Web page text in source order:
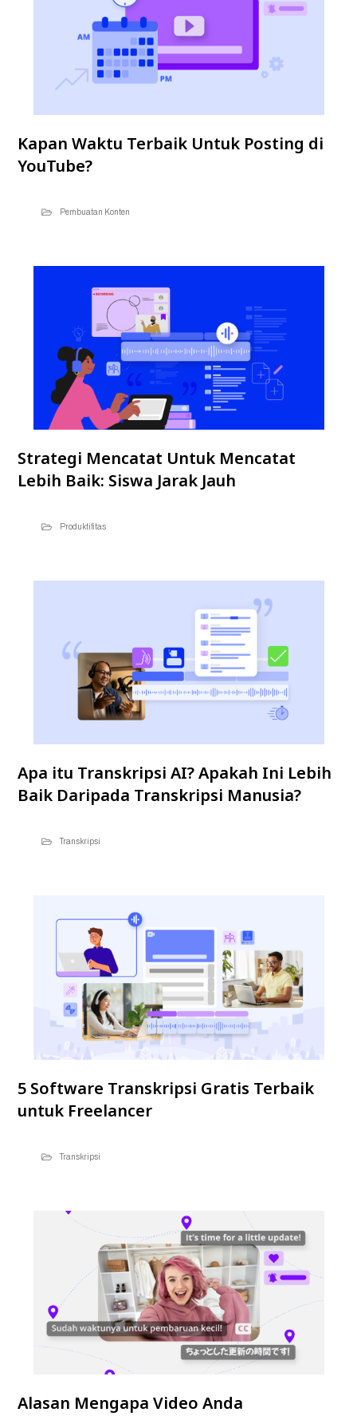
Kapan Waktu Terbaik Untuk Posting di
YouTube?
Pembuatan Konten
Strategi Mencatat Untuk Mencatat
Lebih Baik: Siswa Jarak Jauh
Produktifitas
Apa itu Transkripsi AI? Apakah Ini Lebih
Baik Daripada Transkripsi Manusia?
Transkripsi
5 Software Transkripsi Gratis Terbaik
untuk Freelancer
Transkripsi
Alasan Mengapa Video Anda